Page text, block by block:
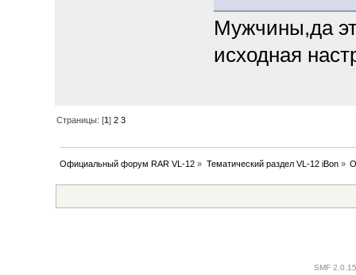
Мужчины,да
исходная
Страницы: [1]2 3
Официальный форум RAR VL-12 » Тематический раздел VL-12 iBon»
SMF 2.0.15